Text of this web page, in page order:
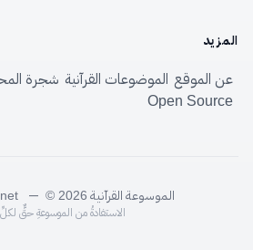
المزيد
عن الموقع الموضوعات القرآنية شجرة
Open Source
الموسوعة القرآنية — © 2026
الاستفادةُ من الموسوعةِ حقٌّ